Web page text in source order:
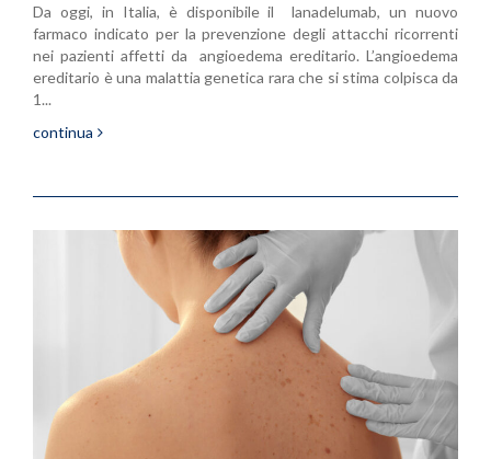
Da oggi, in Italia, è disponibile il lanadelumab, un nuovo
farmaco indicato per la prevenzione degli attacchi ricorrenti
nei pazienti affetti da angioedema ereditario. L’angioedema
ereditario è una malattia genetica rara che si stima colpisca da
1...
continua